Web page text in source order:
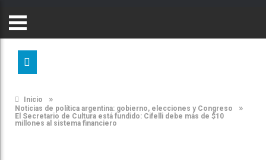
Inicio »
Noticias de política argentina: gobierno, elecciones y Congreso »
El Secretario de Cultura está fundido: Cifelli debe más de $10
millones al sistema financiero